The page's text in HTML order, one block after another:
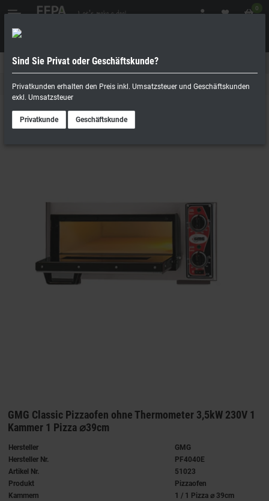
0
Geschäftskunde
Elektro-Kochgeräte
GMG Classic Pizzaofen ohne Thermometer 3,5kW 230V 1
Kammer 1 Pizza ⌀39cm
Hersteller
GMG
Hersteller Nr.
PF4040E
Artikel Nr.
51023
Produkt
Pizzaofen
Kammern
1 / 1 Pizza ⌀ 39cm
Sind Sie Privat oder Geschäftskunde?
Privatkunden erhalten den Preis inkl. Umsatzsteuer und Geschäftskunden
exkl. Umsatzsteuer
Privatkunde Geschäftskunde